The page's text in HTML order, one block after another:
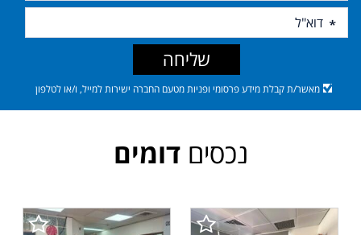
מאשר/ת קבלת מידע פרסומי ופניות מטעם החברה ישירות למייל, ו/או לטלפון
שליחה
נכסיםדומים